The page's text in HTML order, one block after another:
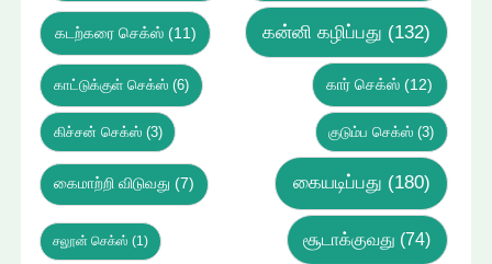
கடற்கரை செக்ஸ்(11) கன்னி கழிப்பது (132)
காட்டுக்குள் செக்ஸ் (6) கார் செக்ஸ் (12)
கிச்சன் செக்ஸ்(3) குடும்ப செக்ஸ் (3)
கைமாற்றி விடுவது (7) கையடிப்பது (180)
சலூன் செக்ஸ் (1) சூடாக்குவது (74)